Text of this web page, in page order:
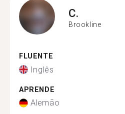
C.
Brookline
FLUENTE
Inglês
APRENDE
Alemão